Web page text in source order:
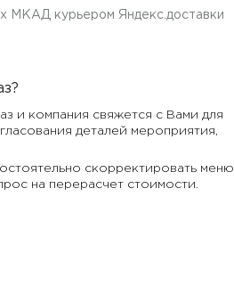
МКАД курьером Яндекс.доставки
и компания свяжется с Вами для
деталей мероприятия,
скорректировать меню
на перерасчет стоимости.